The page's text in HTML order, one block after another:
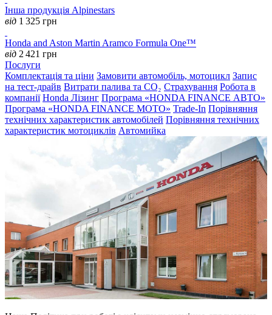
Інша продукція Alpinestars
від 1 325 грн
Honda and Aston Martin Aramco Formula One™
від 2 421 грн
Послуги
Комплектація та ціни Замовити автомобіль, мотоцикл Запис
на тест-драйв Витрати палива та CO₂ Страхування Робота в
компанії Honda Лізинг Програма «HONDA FINANCE АВТО»
Програма «HONDA FINANCE MOTO» Trade-In Порівняння
технічних характеристик автомобілей Порівняння технічних
характеристик мотоциклів Автомийка